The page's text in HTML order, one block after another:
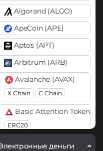
Algorand (ALGO)
ApeCoin (APE)
Aptos (APT)
Arbitrum (ARB)
Avalanche (AVAX)
X Chain C Chain
Basic Attention Token
ERC20
Binance Coin (BNB)
деньги